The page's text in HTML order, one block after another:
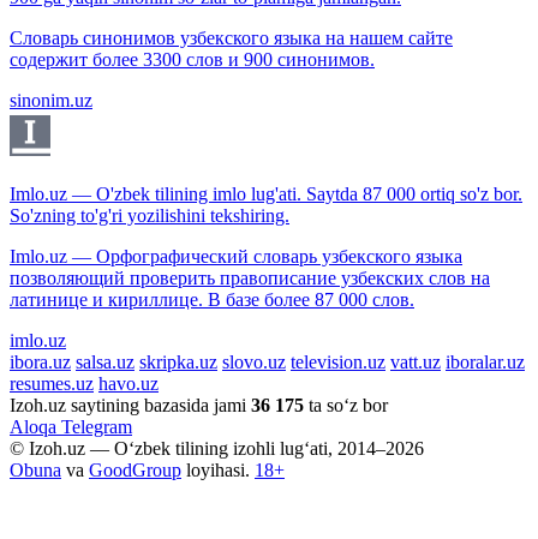
Словарь синонимов узбекского языка на нашем сайте
содержит более 3300 слов и 900 синонимов.
sinonim.uz
Imlo.uz — O'zbek tilining imlo lug'ati. Saytda 87 000 ortiq so'z bor.
So'zning to'g'ri yozilishini tekshiring.
Imlo.uz — Орфографический словарь узбекского языка
позволяющий проверить правописание узбекских слов на
латинице и кириллице. В базе более 87 000 слов.
imlo.uz
ibora.uz salsa.uz skripka.uz slovo.uz television.uz vatt.uz iboralar.uz
resumes.uz havo.uz
Izoh.uz saytining bazasida jami 36 175 ta so‘z bor
Aloqa Telegram
© Izoh.uz — O‘zbek tilining izohli lug‘ati, 2014–2026
Obuna va GoodGroup loyihasi. 18+